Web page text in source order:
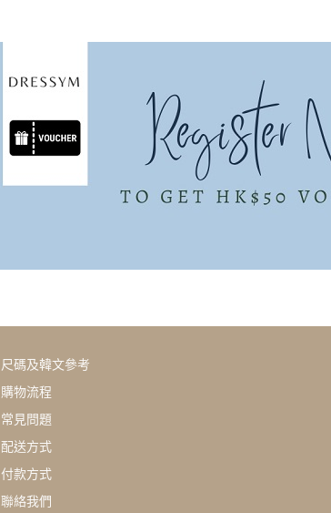
尺碼及韓文參考
購物流程
常見問題
配送方式
付款方式
聯絡我們